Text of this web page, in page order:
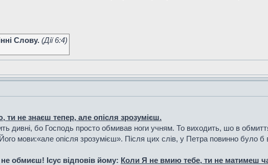
Слову. (Дiї 6:4)
не знаєш тепер, але опісля зрозумієш.
бо Господь просто обмивав ноги учням. То виходить, шо в обмиття
мови:«але опісля зрозумієш». Після цих слів, у Петра повинно було б
обмиєш! Ісус відповів йому: Коли Я не вмию тебе, ти не матимеш